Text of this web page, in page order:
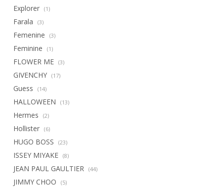
Explorer (1)
Farala (3)
Femenine (3)
Feminine (1)
FLOWER ME (3)
GIVENCHY (17)
Guess (14)
HALLOWEEN (13)
Hermes (2)
Hollister (6)
HUGO BOSS (23)
ISSEY MIYAKE (8)
JEAN PAUL GAULTIER (44)
JIMMY CHOO (5)